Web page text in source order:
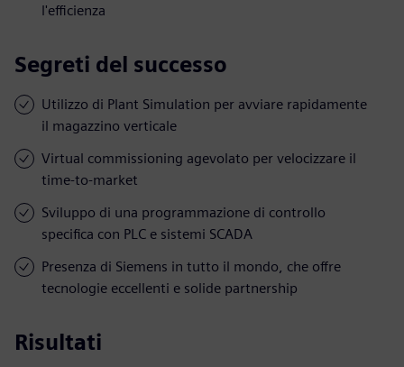
l'efficienza
Segreti del successo
Utilizzo di Plant Simulation per avviare rapidamente
il magazzino verticale
Virtual commissioning agevolato per velocizzare il
time-to-market
Sviluppo di una programmazione di controllo
specifica con PLC e sistemi SCADA
Presenza di Siemens in tutto il mondo, che offre
tecnologie eccellenti e solide partnership
Risultati